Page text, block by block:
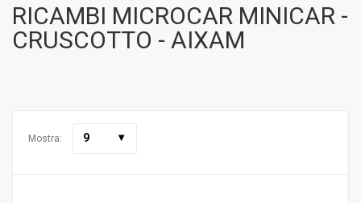
RICAMBI MICROCAR MINICAR -
CRUSCOTTO - AIXAM
Mostra: 9